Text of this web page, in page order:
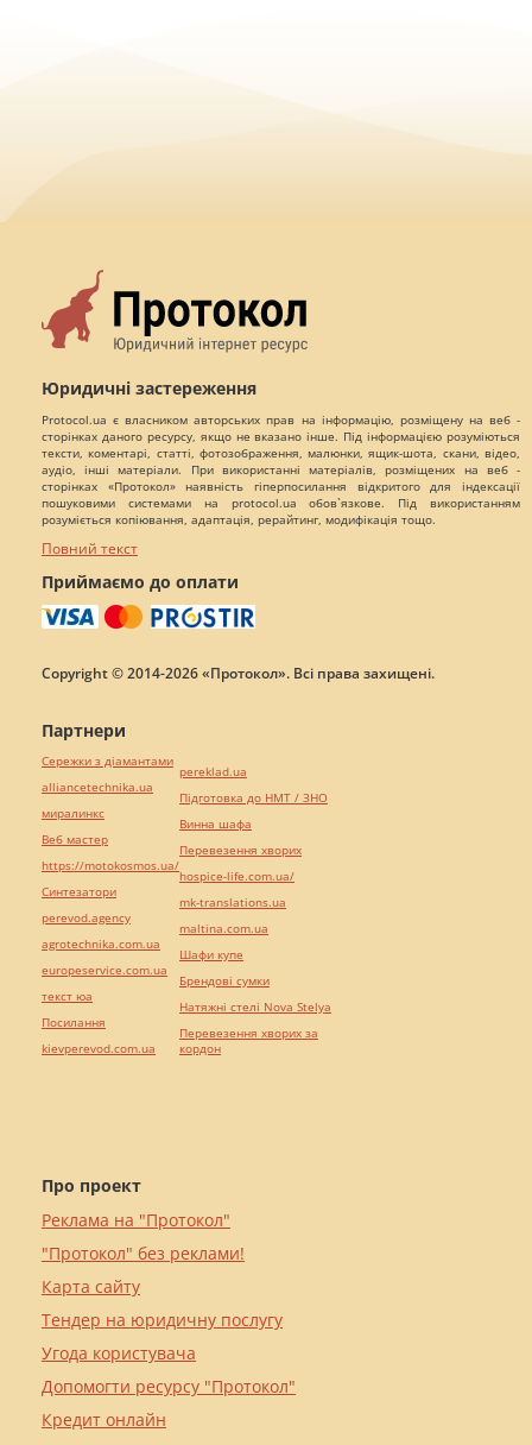
Юридичні застереження
Protocol.ua є власником авторських прав на інформацію, розміщену на веб -
сторінках даного ресурсу, якщо не вказано інше. Під інформацією розуміються
тексти, коментарі, статті, фотозображення, малюнки, ящик-шота, скани, відео,
аудіо, інші матеріали. При використанні матеріалів, розміщених на веб -
сторінках «Протокол» наявність гіперпосилання відкритого для індексації
пошуковими системами на protocol.ua обов`язкове. Під використанням
розуміється копіювання, адаптація, рерайтинг, модифікація тощо.
Повний текст
Приймаємо до оплати
Copyright © 2014-2026 «Протокол». Всі права захищені.
Про проект
Реклама на "Протокол"
"Протокол" без реклами!
Карта сайту
Тендер на юридичну послугу
Угода користувача
Допомогти ресурсу "Протокол"
Кредит онлайн
Партнери
Сережки з діамантами
alliancetechnika.ua
миралинкс
Веб мастер
https://motokosmos.ua/
Синтезатори
perevod.agency
agrotechnika.com.ua
europeservice.com.ua
текст юа
Посилання
kievperevod.com.ua
pereklad.ua
Підготовка до НМТ / ЗНО
Винна шафа
Перевезення хворих
hospice-life.com.ua/
mk-translations.ua
maltina.com.ua
Шафи купе
Брендові сумки
Натяжні стелі Nova Stelya
Перевезення хворих за
кордон